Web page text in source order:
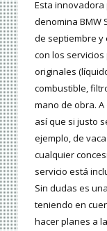
Esta
denomina BMW
de septiembre y
con los
originales
combustible,
mano de obra.
así que si justo
ejemplo, de
cualquier
servicio está
Sin dudas es
teniendo en
hacer planes a